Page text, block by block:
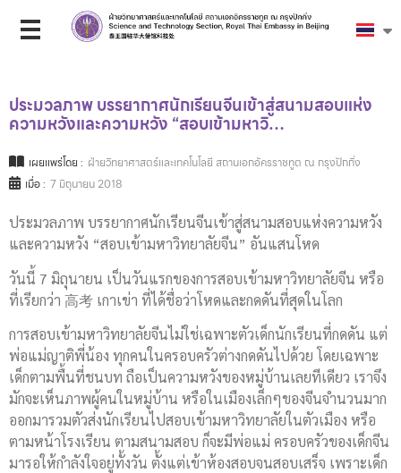
ประมวลภาพ บรรยากาศนักเรียนจีนเข้าสู่สนามสอบแห่ง
ความหวังและความหวัง “สอบเข้ามหาวิ…
เผยแพร่โดย : ฝ่ายวิทยาศาสตร์และเทคโนโลยี สถานเอกอัครราชทูต ณ กรุงปักกิ่ง
เมื่อ : 7 มิถุนายน 2018
ประมวลภาพ บรรยากาศนักเรียนจีนเข้าสู่สนามสอบแห่งความหวัง
และความหวัง “สอบเข้ามหาวิทยาลัยจีน” อันแสนโหด
วันนี้ 7 มิถุนายน เป็นวันแรกของการสอบเข้ามหาวิทยาลัยจีน หรือ
ที่เรียกว่า 高考 เกาเข่า ที่ได้ชื่อว่าโหดและกดดันที่สุดในโลก
การสอบเข้ามหาวิทยาลัยจีนไม่ใช่เฉพาะตัวเด็กนักเรียนที่กดดัน แต่
พ่อแม่ญาติพี่น้อง ทุกคนในครอบครัวต่างกดดันไปด้วย โดยเฉพาะ
เด็กตามพื้นที่ชนบท ถือเป็นความหวังของหมู่บ้านเลยทีเดียว เราจึง
มักจะเห็นภาพผู้คนในหมู่บ้าน หรือในเมืองเล็กๆของจีนจำนวนมาก
ออกมารวมตัวส่งนักเรียนไปสอบเข้ามหาวิทยาลัยในตัวเมือง หรือ
ตามหน้าโรงเรียน ตามสนามสอบ ก็จะมีพ่อแม่ ครอบครัวของเด็กจีน
มารอให้กำลังใจอยู่ทั้งวัน ตั้งแต่เข้าห้องสอบจนสอบเสร็จ เพราะเด็ก